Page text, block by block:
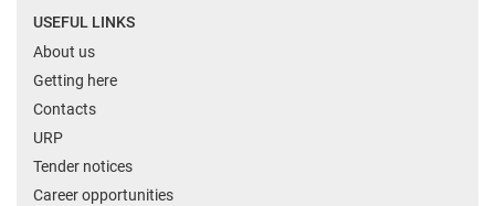
USEFUL LINKS
About us
Getting here
Contacts
URP
Tender notices
Career opportunities